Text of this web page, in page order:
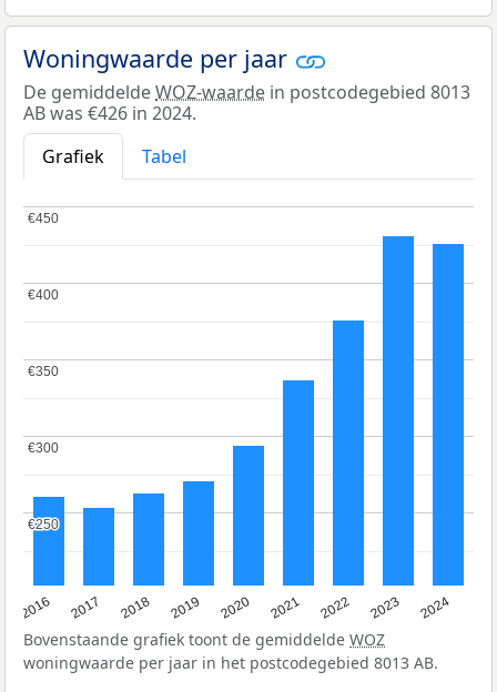
Woningwaarde per jaar
De gemiddeldeWOZ-waarde in postcodegebied 8013
AB was €426 in 2024.
Grafiek
Tabel
2016 2017 2018 2019 2020 2021 2022 2023 2024
€250
€250
€300
€300
€350
€350
€400
€400
€450
€450
Bovenstaande grafiek toont de gemiddelde WOZ
woningwaarde per jaar in het postcodegebied 8013 AB.